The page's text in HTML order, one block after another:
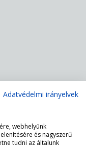
A LÁMPA!
Adatvédelmi irányelvek
webhelyünk
és nagyszerű
tudni az általunk